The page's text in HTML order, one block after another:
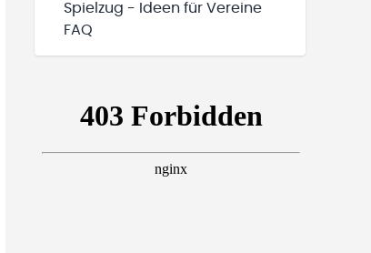
Spielzug - Ideen für Vereine
FAQ